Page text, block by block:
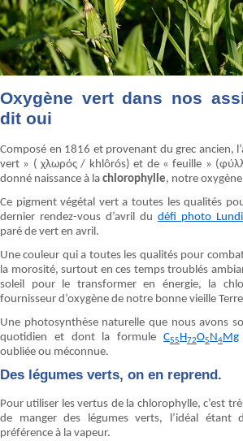
Oxygène vert dans nos
dit oui
Composé en 1816 et provenant du grec ancien,
vert » ( χλωρός / khlôrós) et de « feuille »
donné naissance à la chlorophylle, notre
Ce pigment végétal vert a toutes les qualités
dernier rendez-vous d’avril dudéfi photo
paré de vert en avril.
Une couleur qui a toutes les qualités pour
la morosité, surtout en ces temps troublés
soleil pour le transformer en énergie, la
fournisseur d’oxygène de notre bonne vieille
Une photosynthèse naturelle que nous avons
quotidien et dont la formule C55H72O5N4Mg
oubliée ou méconnue.
Des légumes verts, on en reprend.
Pour utiliser les vertus de la chlorophylle, c’est
de manger des légumes verts, l’idéal étant
préférence à la vapeur.